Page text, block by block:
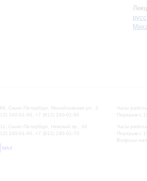
Санкт-Петербург, Михайловская ул., 2
240-01-00, +7 (812) 240-01-80
Санкт-Петербург, Невский пр., 30
240-01-00, +7 (812) 240-01-70
MAX
Часы
Перерыв с
Часы
Перерыв с
Вопросы